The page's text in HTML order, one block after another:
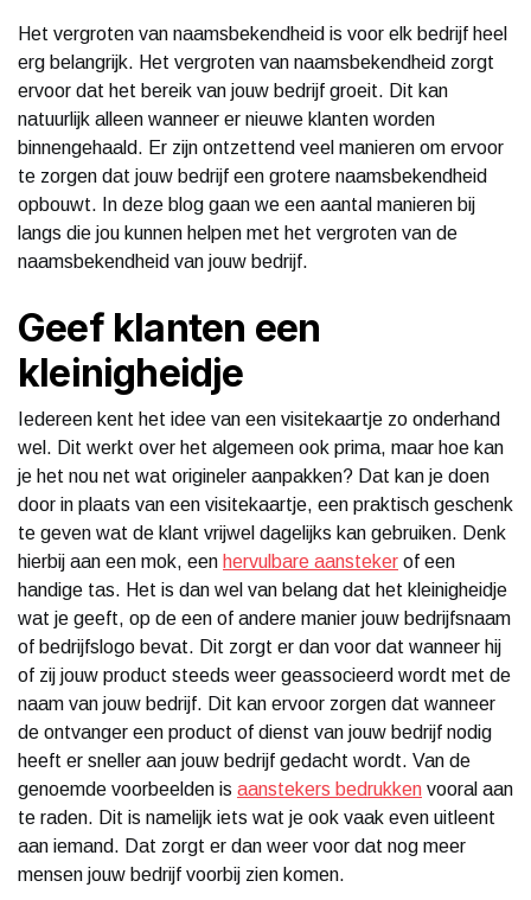
Het vergroten van naamsbekendheid is voor elk bedrijf heel
erg belangrijk. Het vergroten van naamsbekendheid zorgt
ervoor dat het bereik van jouw bedrijf groeit. Dit kan
natuurlijk alleen wanneer er nieuwe klanten worden
binnengehaald. Er zijn ontzettend veel manieren om ervoor
te zorgen dat jouw bedrijf een grotere naamsbekendheid
opbouwt. In deze blog gaan we een aantal manieren bij
langs die jou kunnen helpen met het vergroten van de
naamsbekendheid van jouw bedrijf.
Geef klanten een
kleinigheidje
Iedereen kent het idee van een visitekaartje zo onderhand
wel. Dit werkt over het algemeen ook prima, maar hoe kan
je het nou net wat origineler aanpakken? Dat kan je doen
door in plaats van een visitekaartje, een praktisch geschenk
te geven wat de klant vrijwel dagelijks kan gebruiken. Denk
hierbij aan een mok, een hervulbare aansteker of een
handige tas. Het is dan wel van belang dat het kleinigheidje
wat je geeft, op de een of andere manier jouw bedrijfsnaam
of bedrijfslogo bevat. Dit zorgt er dan voor dat wanneer hij
of zij jouw product steeds weer geassocieerd wordt met de
naam van jouw bedrijf. Dit kan ervoor zorgen dat wanneer
de ontvanger een product of dienst van jouw bedrijf nodig
heeft er sneller aan jouw bedrijf gedacht wordt. Van de
genoemde voorbeelden is aanstekers bedrukken vooral aan
te raden. Dit is namelijk iets wat je ook vaak even uitleent
aan iemand. Dat zorgt er dan weer voor dat nog meer
mensen jouw bedrijf voorbij zien komen.